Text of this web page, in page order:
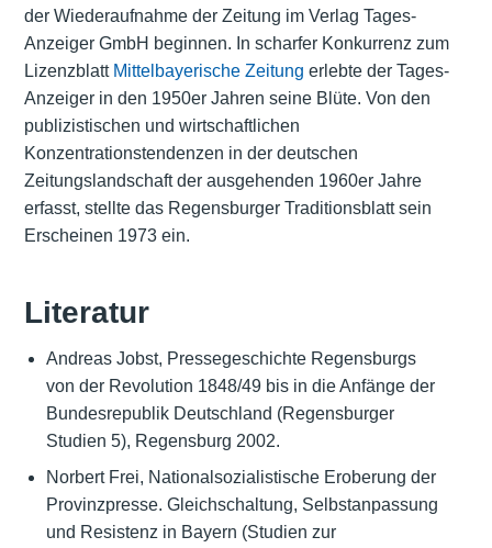
der Wiederaufnahme der Zeitung im Verlag Tages-
Anzeiger GmbH beginnen. In scharfer Konkurrenz zum
Lizenzblatt Mittelbayerische Zeitung erlebte der Tages-
Anzeiger in den 1950er Jahren seine Blüte. Von den
publizistischen und wirtschaftlichen
Konzentrationstendenzen in der deutschen
Zeitungslandschaft der ausgehenden 1960er Jahre
erfasst, stellte das Regensburger Traditionsblatt sein
Erscheinen 1973 ein.
Literatur
Andreas Jobst, Pressegeschichte Regensburgs
von der Revolution 1848/49 bis in die Anfänge der
Bundesrepublik Deutschland (Regensburger
Studien 5), Regensburg 2002.
Norbert Frei, Nationalsozialistische Eroberung der
Provinzpresse. Gleichschaltung, Selbstanpassung
und Resistenz in Bayern (Studien zur